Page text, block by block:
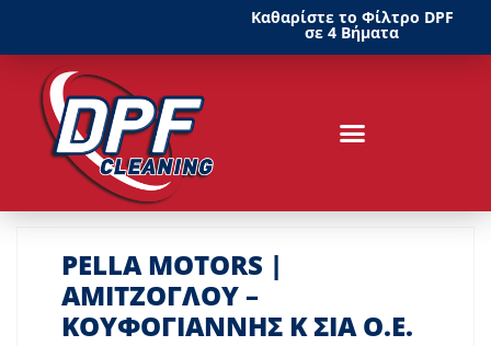
Καθαρίστε το Φίλτρο DPF
σε 4 Βήματα
PELLA MOTORS |
ΑΜΙΤΖΟΓΛΟΥ –
ΚΟΥΦΟΓΙΑΝΝΗΣ Κ ΣΙΑ Ο.Ε.